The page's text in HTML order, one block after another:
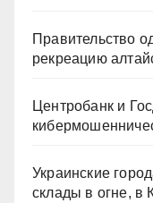
Правительство
рекреацию
Центробанк и
Украинские
склады в огне, в